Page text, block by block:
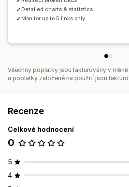
Detailed charts & statistics
Monitor up to 5 links only
Všechny poplatky jsou fakturovány v
a poplatky založené na použití jsou
Recenze
Celkové hodnocení
0
5
4